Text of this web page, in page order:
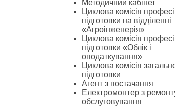
Методичний кабінет
Циклова комісія
підготовки на відділенні
«Агроінженерія»
Циклова комісія
підготовки «Облік і
оподаткування»
Циклова комісія
підготовки
Агент з постачання
Електромонтер з
обслуговування